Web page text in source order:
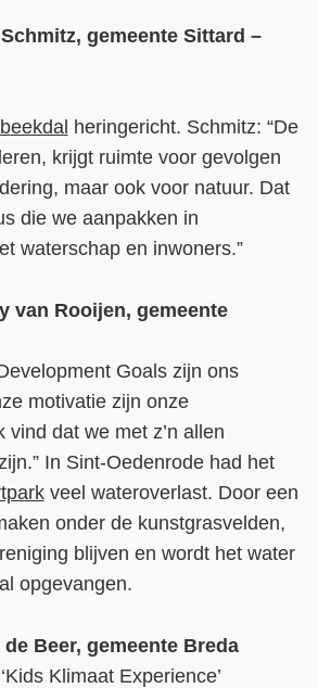
, gemeente Sittard –
eekdal heringericht. Schmitz: “De
krijgt ruimte voor gevolgen
maar ook voor natuur. Dat
die we aanpakken in
waterschap en inwoners.”
van Rooijen, gemeente
evelopment Goals zijn ons
motivatie zijn onze
vind dat we met z’n allen
.” In Sint-Oedenrode had het
veel wateroverlast. Door een
onder de kunstgrasvelden,
blijven en wordt het water
opgevangen.
de Beer, gemeenteBreda
Klimaat Experience’